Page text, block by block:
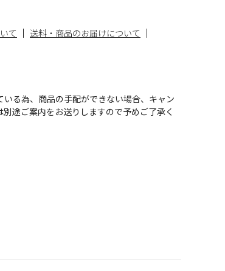
て
送料・商品のお届けについて
る為、商品の手配ができない場合、キャン
途ご案内をお送りしますので予めご了承く